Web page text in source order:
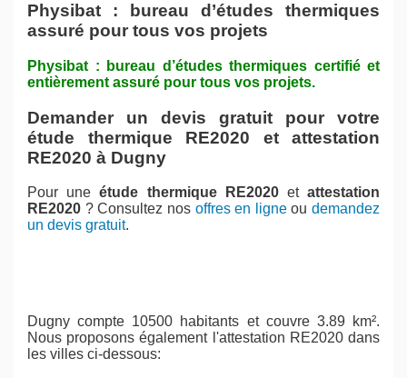
Physibat : bureau d’études thermiques
assuré pour tous vos projets
Physibat : bureau d’études thermiques certifié et
entièrement assuré pour tous vos projets.
Demander un devis gratuit pour votre
étude thermique RE2020 et attestation
RE2020 à Dugny
Pour uneétude thermique RE2020etattestation
RE2020 ? Consultez nos offres en ligneou demandez
un devis gratuit.
Dugny compte 10500 habitants et couvre 3.89 km².
Nous proposons également l'attestation RE2020 dans
les villes ci-dessous: